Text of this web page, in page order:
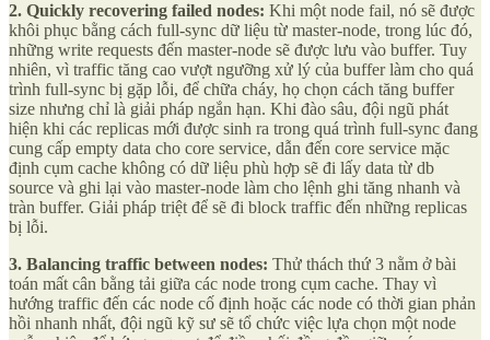
2. Quickly recovering failed nodes: Khi một node fail, nó sẽ được
khôi phục bằng cách full-sync dữ liệu từ master-node, trong lúc đó,
những write requests đến master-node sẽ được lưu vào buffer. Tuy
nhiên, vì traffic tăng cao vượt ngưỡng xử lý của buffer làm cho quá
trình full-sync bị gặp lỗi, để chữa cháy, họ chọn cách tăng buffer
size nhưng chỉ là giải pháp ngắn hạn. Khi đào sâu, đội ngũ phát
hiện khi các replicas mới được sinh ra trong quá trình full-sync đang
cung cấp empty data cho core service, dẫn đến core service mặc
định cụm cache không có dữ liệu phù hợp sẽ đi lấy data từ db
source và ghi lại vào master-node làm cho lệnh ghi tăng nhanh và
tràn buffer. Giải pháp triệt để sẽ đi block traffic đến những replicas
bị lỗi.
3. Balancing traffic between nodes: Thử thách thứ 3 nằm ở bài
toán mất cân bằng tải giữa các node trong cụm cache. Thay vì
hướng traffic đến các node cố định hoặc các node có thời gian phản
hồi nhanh nhất, đội ngũ kỹ sư sẽ tổ chức việc lựa chọn một node